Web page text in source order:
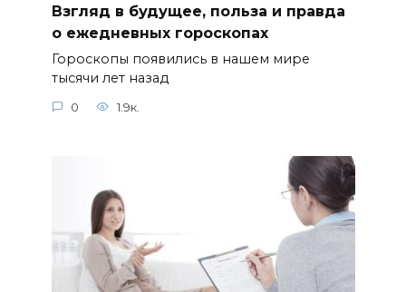
Взгляд в будущее, польза и правда
о ежедневных гороскопах
Гороскопы появились в нашем мире
тысячи лет назад
0 1.9к.